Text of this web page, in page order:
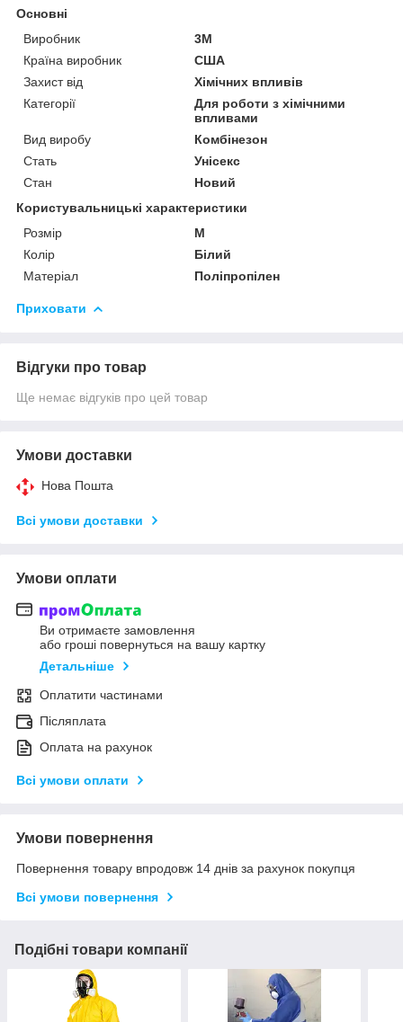
Основні
Виробник
3М
Країна виробник
США
Захист від
Хімічних впливів
Категорії
Для роботи з хімічними
впливами
Вид виробу
Комбінезон
Стать
Унісекс
Стан
Новий
Користувальницькі характеристики
Розмір
M
Колір
Білий
Матеріал
Поліпропілен
Приховати
Відгуки про товар
Ще немає відгуків про цей товар
Умови доставки
Нова Пошта
Всі умови доставки
Умови оплати
Ви отримаєте замовлення
або гроші повернуться на вашу картку
Детальніше
Оплатити частинами
Післяплата
Оплата на рахунок
Всі умови оплати
Умови повернення
Повернення товару впродовж 14 днів за рахунок покупця
Всі умови повернення
Подібні товари компанії